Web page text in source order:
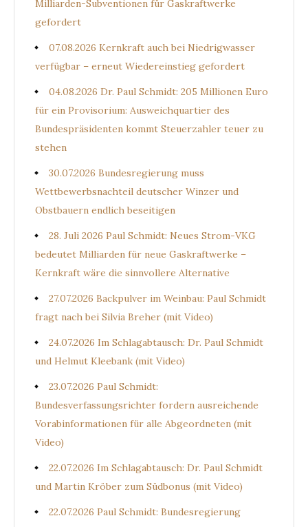
Milliarden-Subventionen für Gaskraftwerke
gefordert
07.08.2026 Kernkraft auch bei Niedrigwasser
verfügbar – erneut Wiedereinstieg gefordert
04.08.2026 Dr. Paul Schmidt: 205 Millionen Euro
für ein Provisorium: Ausweichquartier des
Bundespräsidenten kommt Steuerzahler teuer zu
stehen
30.07.2026 Bundesregierung muss
Wettbewerbsnachteil deutscher Winzer und
Obstbauern endlich beseitigen
28. Juli 2026 Paul Schmidt: Neues Strom-VKG
bedeutet Milliarden für neue Gaskraftwerke –
Kernkraft wäre die sinnvollere Alternative
27.07.2026 Backpulver im Weinbau: Paul Schmidt
fragt nach bei Silvia Breher (mit Video)
24.07.2026 Im Schlagabtausch: Dr. Paul Schmidt
und Helmut Kleebank (mit Video)
23.07.2026 Paul Schmidt:
Bundesverfassungsrichter fordern ausreichende
Vorabinformationen für alle Abgeordneten (mit
Video)
22.07.2026 Im Schlagabtausch: Dr. Paul Schmidt
und Martin Kröber zum Südbonus (mit Video)
22.07.2026 Paul Schmidt: Bundesregierung